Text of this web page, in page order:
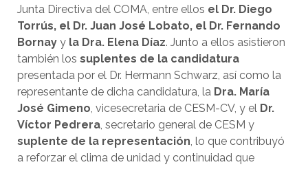
Junta Directiva del COMA, entre ellos el Dr. Diego
Torrús, el Dr. Juan José Lobato, el Dr. Fernando
Bornay y la Dra. Elena Díaz. Junto a ellos asistieron
también los suplentes de la candidatura
presentada por el Dr. Hermann Schwarz, así como la
representante de dicha candidatura, la Dra. María
José Gimeno , vicesecretaria de CESM-CV, y el Dr.
Víctor Pedrera , secretario general de CESM y
suplente de la representación , lo que contribuyó
a reforzar el clima de unidad y continuidad que